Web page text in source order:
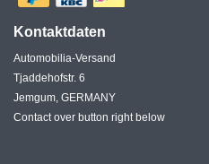
Kontaktdaten
Automobilia-Versand
Tjaddehofstr. 6
Jemgum, GERMANY
Contact over button right below